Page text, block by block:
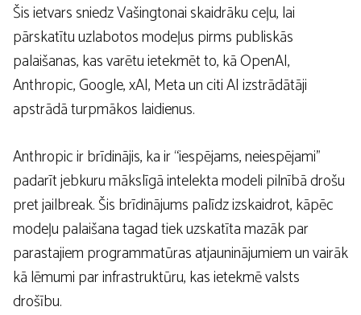
Šis ietvars sniedz Vašingtonai skaidrāku ceļu, lai
pārskatītu uzlabotos modeļus pirms publiskās
palaišanas, kas varētu ietekmēt to, kā OpenAI,
Anthropic, Google, xAI, Meta un citi AI izstrādātāji
apstrādā turpmākos laidienus.
Anthropic ir brīdinājis, ka ir “iespējams, neiespējami”
padarīt jebkuru mākslīgā intelekta modeli pilnībā drošu
pret jailbreak. Šis brīdinājums palīdz izskaidrot, kāpēc
modeļu palaišana tagad tiek uzskatīta mazāk par
parastajiem programmatūras atjauninājumiem un vairāk
kā lēmumi par infrastruktūru, kas ietekmē valsts
drošību.